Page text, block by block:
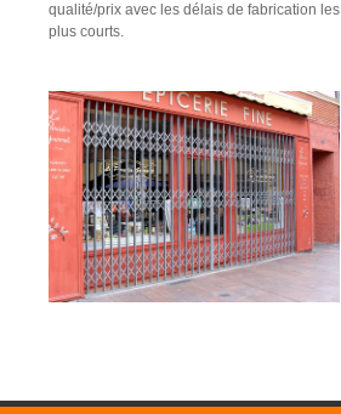
qualité/prix avec les délais de fabrication les
plus courts.